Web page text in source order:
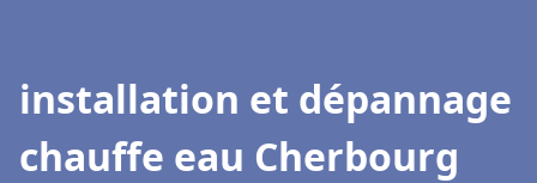
installation et dépannage
chauffe eau Cherbourg